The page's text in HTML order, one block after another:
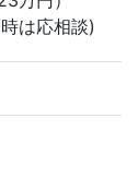
は応相談)